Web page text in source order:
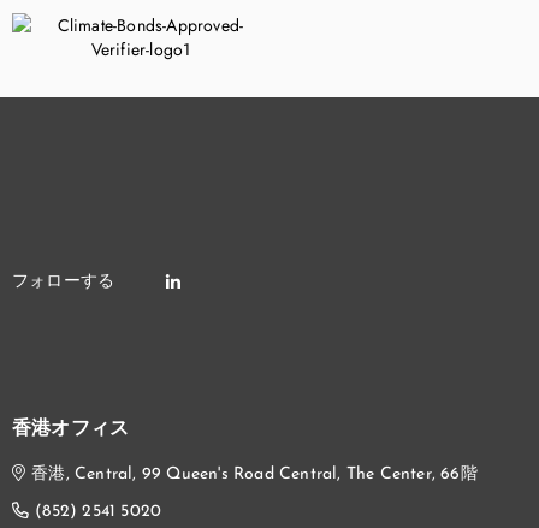
香港オフィス
香港, Central, 99 Queen's Road Central, The Center, 66階
(852) 2541 5020